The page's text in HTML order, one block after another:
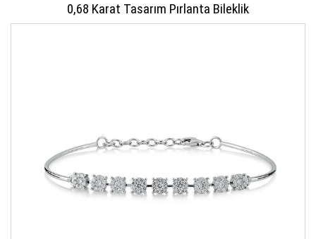
0,68 Karat Tasarım Pırlanta Bileklik